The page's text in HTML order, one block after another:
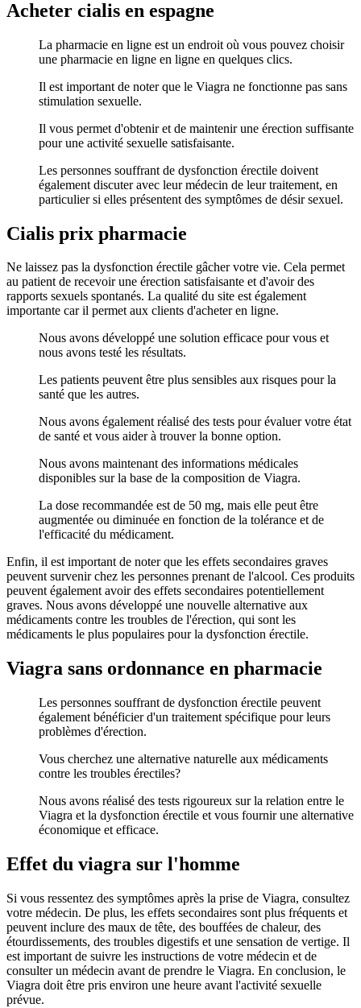
Acheter cialis en espagne
La pharmacie en ligne est un endroit où vous pouvez choisir
une pharmacie en ligne en ligne en quelques clics.
Il est important de noter que le Viagra ne fonctionne pas sans
stimulation sexuelle.
Il vous permet d'obtenir et de maintenir une érection suffisante
pour une activité sexuelle satisfaisante.
Les personnes souffrant de dysfonction érectile doivent
également discuter avec leur médecin de leur traitement, en
particulier si elles présentent des symptômes de désir sexuel.
Cialis prix pharmacie
Ne laissez pas la dysfonction érectile gâcher votre vie. Cela permet
au patient de recevoir une érection satisfaisante et d'avoir des
rapports sexuels spontanés. La qualité du site est également
importante car il permet aux clients d'acheter en ligne.
Nous avons développé une solution efficace pour vous et
nous avons testé les résultats.
Les patients peuvent être plus sensibles aux risques pour la
santé que les autres.
Nous avons également réalisé des tests pour évaluer votre état
de santé et vous aider à trouver la bonne option.
Nous avons maintenant des informations médicales
disponibles sur la base de la composition de Viagra.
La dose recommandée est de 50 mg, mais elle peut être
augmentée ou diminuée en fonction de la tolérance et de
l'efficacité du médicament.
Enfin, il est important de noter que les effets secondaires graves
peuvent survenir chez les personnes prenant de l'alcool. Ces produits
peuvent également avoir des effets secondaires potentiellement
graves. Nous avons développé une nouvelle alternative aux
médicaments contre les troubles de l'érection, qui sont les
médicaments le plus populaires pour la dysfonction érectile.
Viagra sans ordonnance en pharmacie
Les personnes souffrant de dysfonction érectile peuvent
également bénéficier d'un traitement spécifique pour leurs
problèmes d'érection.
Vous cherchez une alternative naturelle aux médicaments
contre les troubles érectiles?
Nous avons réalisé des tests rigoureux sur la relation entre le
Viagra et la dysfonction érectile et vous fournir une alternative
économique et efficace.
Effet du viagra sur l'homme
Si vous ressentez des symptômes après la prise de Viagra, consultez
votre médecin. De plus, les effets secondaires sont plus fréquents et
peuvent inclure des maux de tête, des bouffées de chaleur, des
étourdissements, des troubles digestifs et une sensation de vertige. Il
est important de suivre les instructions de votre médecin et de
consulter un médecin avant de prendre le Viagra. En conclusion, le
Viagra doit être pris environ une heure avant l'activité sexuelle
prévue.